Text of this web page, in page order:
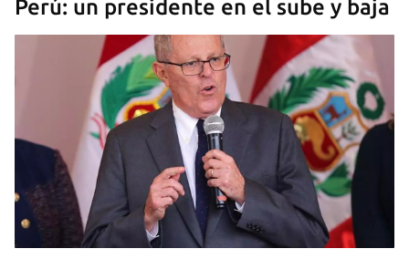
Perú: un presidente en el sube y baja